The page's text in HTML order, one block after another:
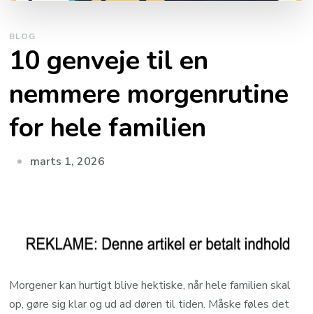
BLOG
10 genveje til en
nemmere morgenrutine
for hele familien
marts 1, 2026
Morgener kan hurtigt blive hektiske, når hele familien skal
op, gøre sig klar og ud ad døren til tiden. Måske føles det